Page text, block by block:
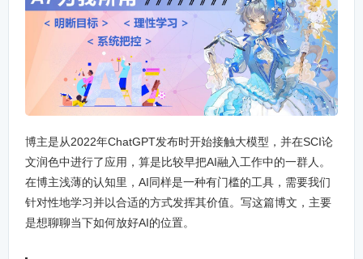
博主是从2022年ChatGPT发布时开始接触大模型，并在SCI论
文润色中进行了应用，算是比较早把AI融入工作中的一群人。
在博主浅薄的认知里，AI同样是一种有门槛的工具，需要我们
针对性地学习并以合适的方式发挥其价值。写这篇博文，主要
是想聊聊当下如何放好AI的位置。